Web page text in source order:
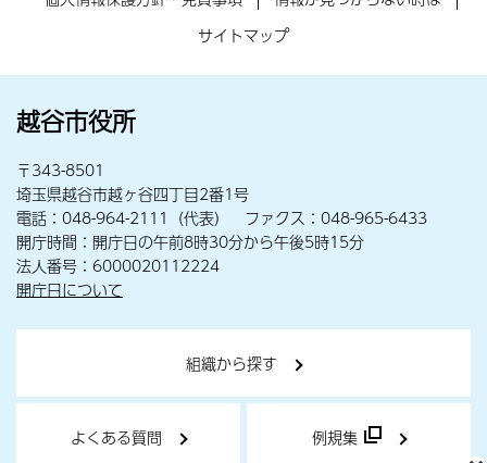
サイトマップ
越谷市役所
〒343-8501
埼玉県越谷市越ヶ谷四丁目2番1号
電話：048-964-2111（代表） ファクス：048-965-6433
開庁時間：開庁日の午前8時30分から午後5時15分
法人番号：6000020112224
開庁日について
組織から探す
よくある質問 例規集